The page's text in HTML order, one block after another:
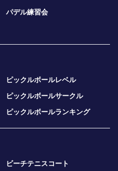
パデル練習会
ピックルボールレベル
ピックルボールサークル
ピックルボールランキング
ビーチテニスコート